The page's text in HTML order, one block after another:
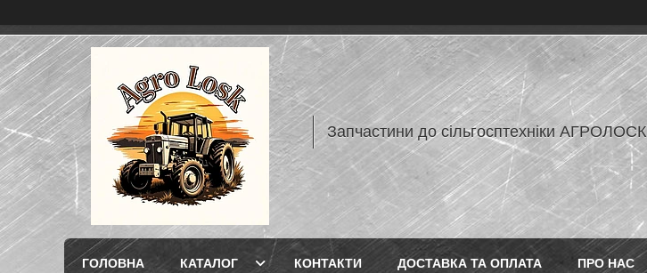
Запчастини до сільгосптехніки АГРОЛОСК
ГОЛОВНА КАТАЛОГ КОНТАКТИ ДОСТАВКА ТА ОПЛАТА ПРО НАС